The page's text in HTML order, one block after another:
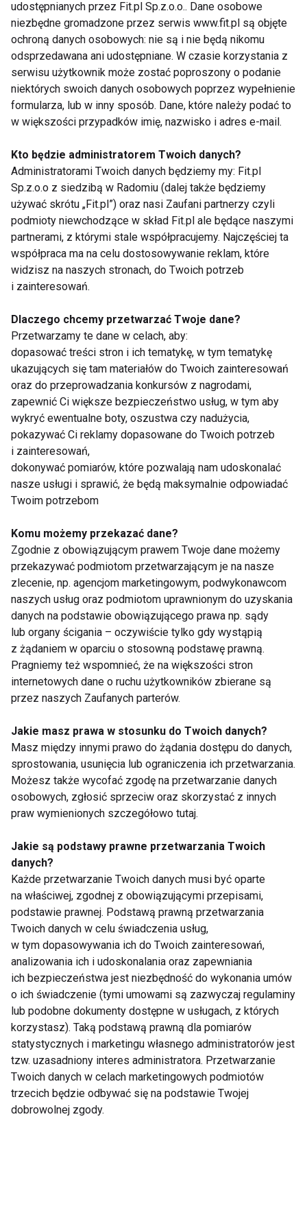
nabłonek wyściełający jamę ustną i drogi
oddechowe. Po 5 latach tętnice i naczynia
krwionośne zaczynają się ponownie rozszerzać, co
zmniejsza prawdopodobieństwo tworzenia się
zakrzepów.
ZDROWIE PALENIE PAPIEROSÓW
Zdrowie
Niezbędne dla serca i
mięśni. Dlaczego
warto suplementować
kwasy omega-3?
Ten problem może
dotyczyć nawet co
piątej kobiety na
świecie. Lekarka:
Pacjentki często boją
się mówić o bólu
podczas stosunku
Mounjaro vs Ozempic
– różnice, skuteczność
Otyłość to choroba, a
Pokaż więcej
Palenie papierosów
Skutki palenia
papierosów dla
zdrowia fizycznego
Co się dzieje z Twoim
ciałem, kiedy rzucisz
palenie?
Wpływ e-papierosów
na zdrowie jamy
ustnej. Stomatolog
ostrzega
Światowy Dzień Bez
Tytoniu 2024
Objawy odstawienne.
Jakie są uboczne
skutki rzucania
palenia?
Dym papierosowy a
zdrowie oczu
udostępnianych przez Fit.pl Sp.z.o.o.. Dane osobowe
niezbędne gromadzone przez serwis www.fit.pl są objęte
ochroną danych osobowych: nie są i nie będą nikomu
odsprzedawana ani udostępniane. W czasie korzystania z
serwisu użytkownik może zostać poproszony o podanie
niektórych swoich danych osobowych poprzez wypełnienie
formularza, lub w inny sposób. Dane, które należy podać to
w większości przypadków imię, nazwisko i adres e-mail.
Kto będzie administratorem Twoich danych?
Administratorami Twoich danych będziemy my: Fit.pl
Sp.z.o.o z siedzibą w Radomiu (dalej także będziemy
używać skrótu „Fit.pl”) oraz nasi Zaufani partnerzy czyli
podmioty niewchodzące w skład Fit.pl ale będące naszymi
partnerami, z którymi stale współpracujemy. Najczęściej ta
współpraca ma na celu dostosowywanie reklam, które
widzisz na naszych stronach, do Twoich potrzeb
i zainteresowań.
Dlaczego chcemy przetwarzać Twoje dane?
Przetwarzamy te dane w celach, aby:
dopasować treści stron i ich tematykę, w tym tematykę
ukazujących się tam materiałów do Twoich zainteresowań
oraz do przeprowadzania konkursów z nagrodami,
zapewnić Ci większe bezpieczeństwo usług, w tym aby
wykryć ewentualne boty, oszustwa czy nadużycia,
pokazywać Ci reklamy dopasowane do Twoich potrzeb
i zainteresowań,
dokonywać pomiarów, które pozwalają nam udoskonalać
nasze usługi i sprawić, że będą maksymalnie odpowiadać
Twoim potrzebom
Komu możemy przekazać dane?
Zgodnie z obowiązującym prawem Twoje dane możemy
przekazywać podmiotom przetwarzającym je na nasze
zlecenie, np. agencjom marketingowym, podwykonawcom
naszych usług oraz podmiotom uprawnionym do uzyskania
danych na podstawie obowiązującego prawa np. sądy
lub organy ścigania – oczywiście tylko gdy wystąpią
z żądaniem w oparciu o stosowną podstawę prawną.
Pragniemy też wspomnieć, że na większości stron
internetowych dane o ruchu użytkowników zbierane są
przez naszych Zaufanych parterów.
Jakie masz prawa w stosunku do Twoich danych?
Masz między innymi prawo do żądania dostępu do danych,
sprostowania, usunięcia lub ograniczenia ich przetwarzania.
Możesz także wycofać zgodę na przetwarzanie danych
osobowych, zgłosić sprzeciw oraz skorzystać z innych
praw wymienionych szczegółowo tutaj.
Jakie są podstawy prawne przetwarzania Twoich
danych?
Każde przetwarzanie Twoich danych musi być oparte
na właściwej, zgodnej z obowiązującymi przepisami,
podstawie prawnej. Podstawą prawną przetwarzania
Twoich danych w celu świadczenia usług,
w tym dopasowywania ich do Twoich zainteresowań,
analizowania ich i udoskonalania oraz zapewniania
ich bezpieczeństwa jest niezbędność do wykonania umów
o ich świadczenie (tymi umowami są zazwyczaj regulaminy
lub podobne dokumenty dostępne w usługach, z których
korzystasz). Taką podstawą prawną dla pomiarów
statystycznych i marketingu własnego administratorów jest
tzw. uzasadniony interes administratora. Przetwarzanie
Twoich danych w celach marketingowych podmiotów
trzecich będzie odbywać się na podstawie Twojej
dobrowolnej zgody.